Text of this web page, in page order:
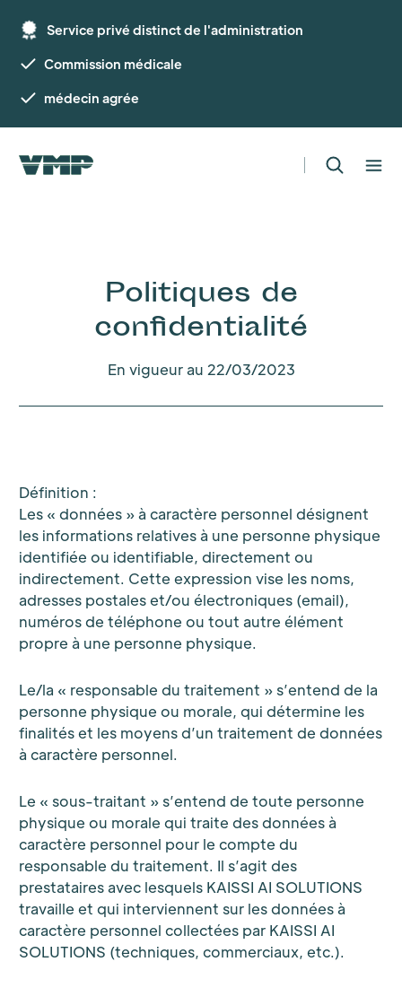
Service privé distinct de l'administration
Commission médicale
médecin agrée
Politiques de
confidentialité
En vigueur au 22/03/2023
Définition :
Les « données » à caractère personnel désignent
les informations relatives à une personne physique
identifiée ou identifiable, directement ou
indirectement. Cette expression vise les noms,
adresses postales et/ou électroniques (email),
numéros de téléphone ou tout autre élément
propre à une personne physique.
Le/la « responsable du traitement » s’entend de la
personne physique ou morale, qui détermine les
finalités et les moyens d’un traitement de données
à caractère personnel.
Le « sous-traitant » s’entend de toute personne
physique ou morale qui traite des données à
caractère personnel pour le compte du
responsable du traitement. Il s’agit des
prestataires avec lesquels KAISSI AI SOLUTIONS
travaille et qui interviennent sur les données à
caractère personnel collectées par KAISSI AI
SOLUTIONS (techniques, commerciaux, etc.).